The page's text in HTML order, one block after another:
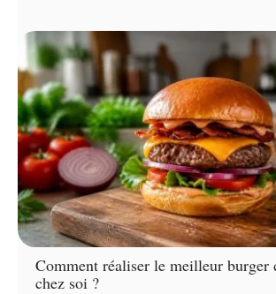
Comment réaliser le meilleur burger
chez soi ?